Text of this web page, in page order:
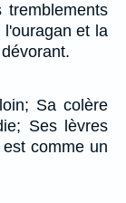
tremblements
et la
Sa colère
Ses lèvres
comme un